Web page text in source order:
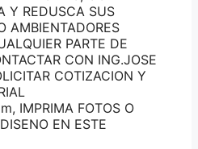
Y REDUSCA SUS
AMBIENTADORES
PARTE DE
CON ING.JOSE
COTIZACION Y
IMPRIMA FOTOS O
EN ESTE